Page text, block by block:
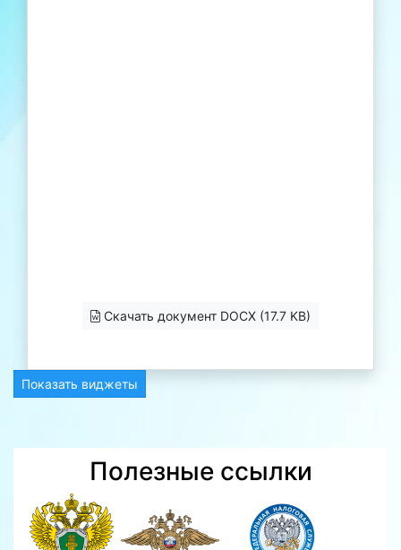
Скачать документ DOCX (17.7 KB)
Показать виджеты
Полезные ссылки